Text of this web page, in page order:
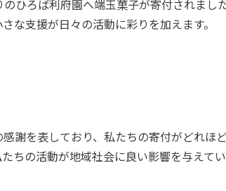
ひろば利府園へ端玉菓子が寄付されまし
な支援が日々の活動に彩りを加えます。
謝を表しており、私たちの寄付がどれほ
ちの活動が地域社会に良い影響を与えて